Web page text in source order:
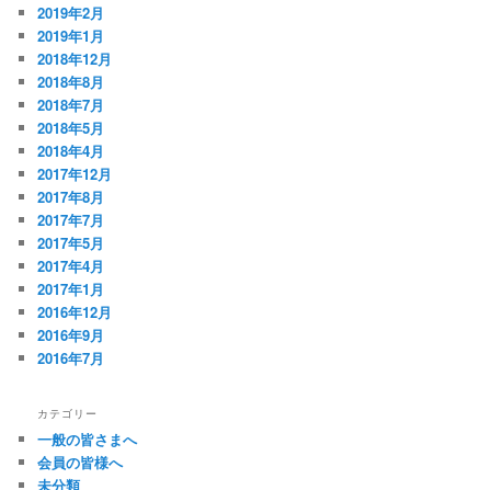
2019年2月
2019年1月
2018年12月
2018年8月
2018年7月
2018年5月
2018年4月
2017年12月
2017年8月
2017年7月
2017年5月
2017年4月
2017年1月
2016年12月
2016年9月
2016年7月
カテゴリー
一般の皆さまへ
会員の皆様へ
未分類